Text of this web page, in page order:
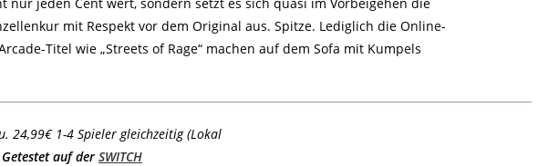
mit Respekt vor dem Original aus. Spitze. Lediglich die Online-
Titel wie „Streets of Rage“ machen auf dem Sofa mit Kumpels
24,99€ 1-4 Spieler gleichzeitig (Lokal
Getestet auf der SWITCH